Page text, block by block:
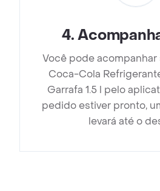
4.
Você pode
Coca-Cola
Garrafa 1.5 l pelo
pedido estiver pronto,
levará até o